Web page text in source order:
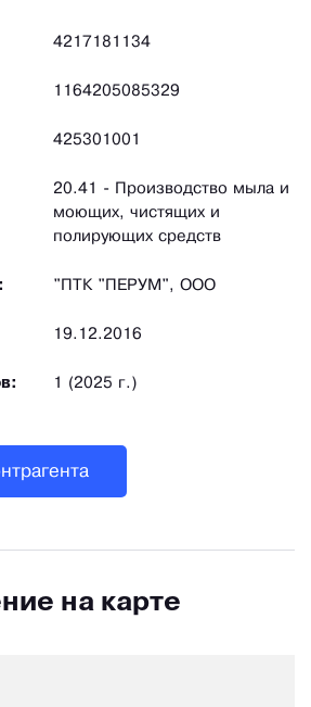
4217181134
1164205085329
425301001
20.41 - Производство мыла и
моющих, чистящих и
полирующих средств
"ПТК "ПЕРУМ", ООО
19.12.2016
1 (2025 г.)
на карте